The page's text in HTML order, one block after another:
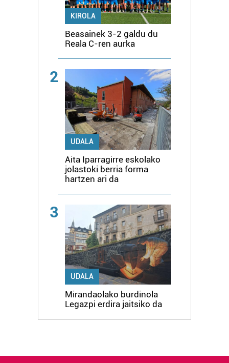
KIROLA
Beasainek 3-2 galdu du
Reala C-ren aurka
2
UDALA
Aita Iparragirre eskolako
jolastoki berria forma
hartzen ari da
3
UDALA
Mirandaolako burdinola
Legazpi erdira jaitsiko da